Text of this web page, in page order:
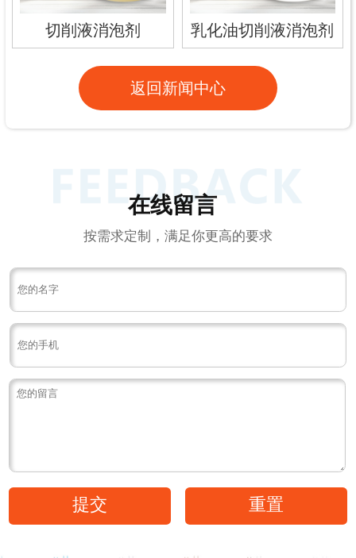
切削液消泡剂 乳化油切削液消泡剂
返回新闻中心
在线留言
按需求定制，满足你更高的要求